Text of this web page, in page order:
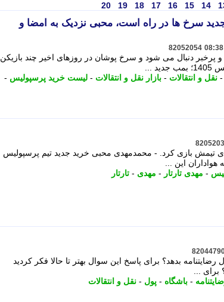
14
15
16
17
18
19
20
پرسپولیس 1405؛ بمب جدید سرخ ها در راه است، محبی نزدیک به امضا و
82052054
پرسپولیس در تابستان 1405 همچنان داغ و پرخبر دنبال می شود و سرخ پوشان در روزهای اخیر چند بازیکن
...
- نقل و انتقالات - بازار نقل و انتقالات - لیست خرید پرسپولیس -
تیمش بازی کرد. - محمدمهدی محبی خرید جدید تیم پرسپولیس
این ...
- مهدی تارتار - مهدی - تارتار
رضایتنامه بدهد؟ برای پاسخ این سوال بهتر تا حالا فکر کردید
برای ...
- باشگاه - پول - نقل و انتقالات